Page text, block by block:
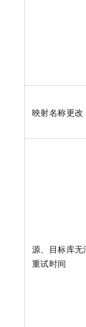
映射名称更改
源、目标库无
重试时间